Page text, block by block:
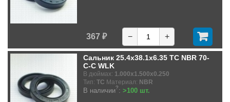
367 ₽ − +
Сальник 25.4x38.1x6.35 TC NBR 70-
C-C WLK
В дюймах: 1.000x1.500x0.250
Тип: TC Материал: NBR
В наличии?: >100 шт.